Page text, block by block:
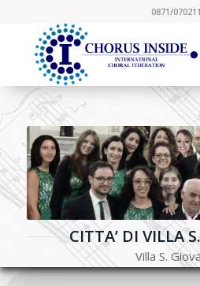
0871/070211
CITTA’ DI VILLA
Villa S.